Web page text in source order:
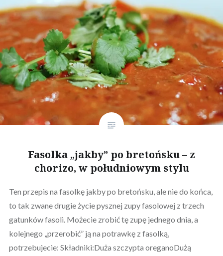
Fasolka „jakby” po bretońsku – z
chorizo, w południowym stylu
Ten przepis na fasolkę jakby po bretońsku, ale nie do końca,
to tak zwane drugie życie pysznej zupy fasolowej z trzech
gatunków fasoli. Możecie zrobić tę zupę jednego dnia, a
kolejnego „przerobić” ją na potrawkę z fasolką,
potrzebujecie: Składniki:Duża szczypta oreganoDużą